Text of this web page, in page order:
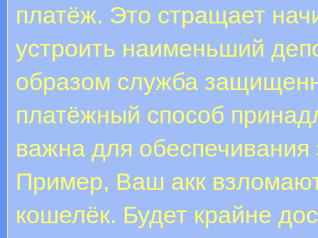
платёж. Это стращает
устроить наименьший
образом служба
платёжный способ
важна для
Пример, Ваш акк
кошелёк. Будет крайне